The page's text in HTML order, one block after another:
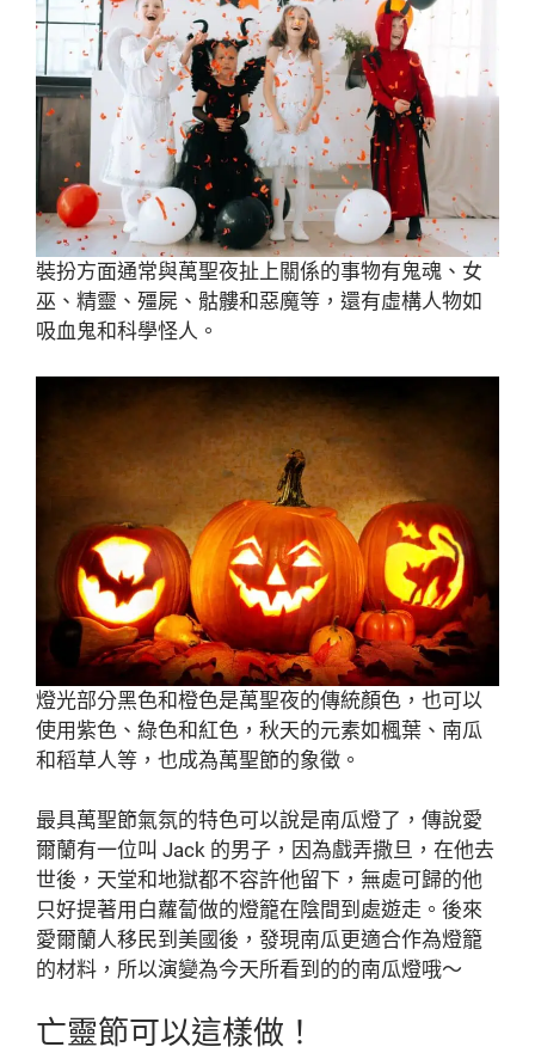
裝扮方面通常與萬聖夜扯上關係的事物有鬼魂、女
巫、精靈、殭屍、骷髏和惡魔等，還有虛構人物如
吸血鬼和科學怪人。
燈光部分黑色和橙色是萬聖夜的傳統顏色，也可以
使用紫色、綠色和紅色，秋天的元素如楓葉、南瓜
和稻草人等，也成為萬聖節的象徵。
最具萬聖節氣氛的特色可以說是南瓜燈了，傳說愛
爾蘭有一位叫 Jack 的男子，因為戲弄撒旦，在他去
世後，天堂和地獄都不容許他留下，無處可歸的他
只好提著用白蘿蔔做的燈籠在陰間到處遊走。後來
愛爾蘭人移民到美國後，發現南瓜更適合作為燈籠
的材料，所以演變為今天所看到的的南瓜燈哦～
亡靈節可以這樣做！